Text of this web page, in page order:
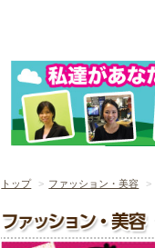
トップ ファッション・美容